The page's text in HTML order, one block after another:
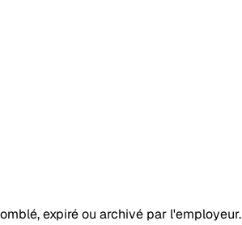
expiré ou archivé par l'employeur.